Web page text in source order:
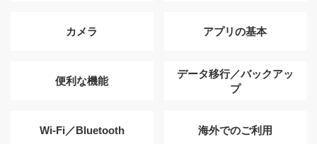
カメラ アプリの基本
便利な機能
データ移行／バックアッ
プ
Wi-Fi／Bluetooth 海外でのご利用